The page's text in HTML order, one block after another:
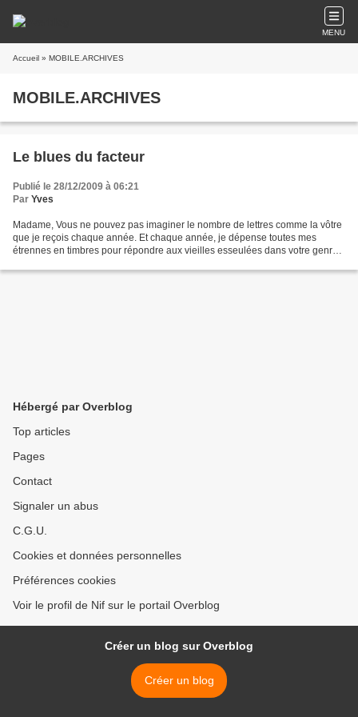
MENU
Accueil » MOBILE.ARCHIVES
MOBILE.ARCHIVES
Le blues du facteur
Publié le 28/12/2009 à 06:21
Par Yves
Madame, Vous ne pouvez pas imaginer le nombre de lettres comme la vôtre
que je reçois chaque année. Et chaque année, je dépense toutes mes
étrennes en timbres pour répondre aux vieilles esseulées dans votre genre.
Hébergé par Overblog
Top articles
Pages
Contact
Signaler un abus
C.G.U.
Cookies et données personnelles
Préférences cookies
Voir le profil de Nif sur le portail Overblog
Créer un blog sur Overblog
Créer un blog